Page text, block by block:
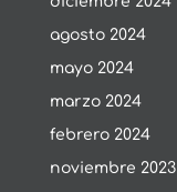
agosto 2024
mayo 2024
marzo 2024
febrero 2024
noviembre 2023